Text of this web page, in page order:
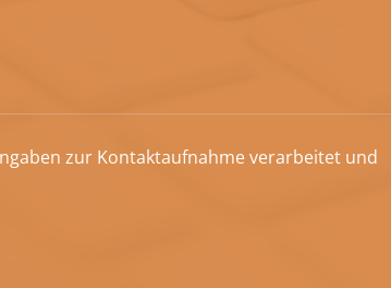
zur Kontaktaufnahme verarbeitet und